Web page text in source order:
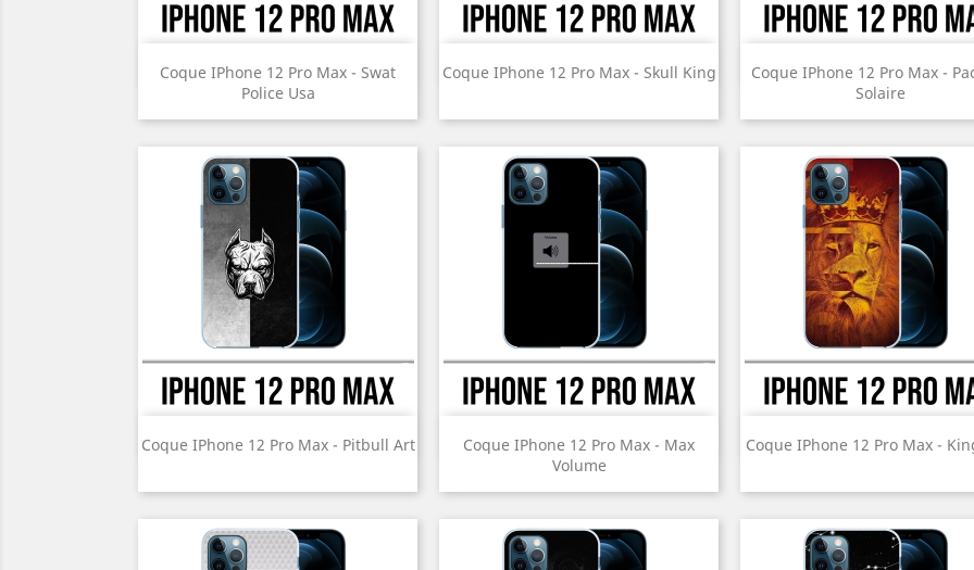
Coque IPhone 12 Pro Max - Swat
Police Usa
Prix
Aperçu rapide Coque IPhone 12 Pro Max - Skull King
Aperçu rapide
Coque IPhone 12 Pro Max -
Solaire
Prix
Aperçu rapide
Coque IPhone 12 Pro Max - Pitbull Art
Aperçu rapide
Coque IPhone 12 Pro Max - Max
Volume
Prix
Aperçu rapide Coque IPhone 12 Pro Max -
Aperçu rapide